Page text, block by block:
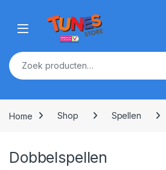
Open
Zoeken naar:
Home Shop Spellen
Dobbelspellen